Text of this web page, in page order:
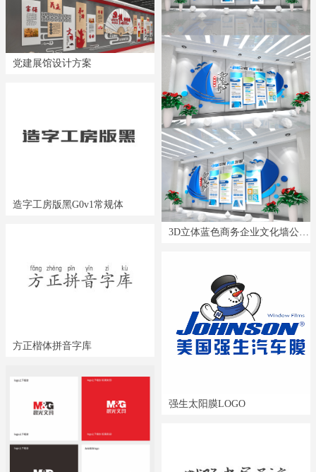
党建展馆设计方案
造字工房版黑G0v1常规体
方正楷体拼音字库
3D立体蓝色商务企业文化墙公司
强生太阳膜LOGO